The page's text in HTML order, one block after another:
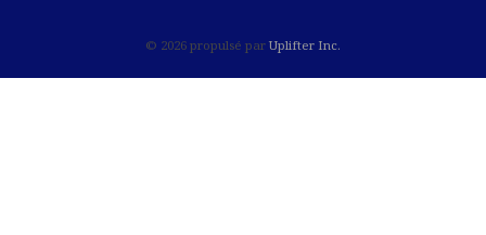
© 2026 propulsé par Uplifter Inc.